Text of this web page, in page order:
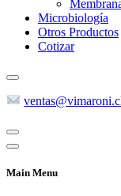
Microbiología
Otros Productos
Cotizar
Main Menu